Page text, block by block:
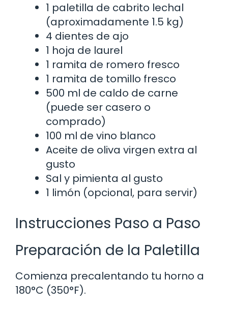
1 paletilla de cabrito lechal
(aproximadamente 1.5 kg)
4 dientes de ajo
1 hoja de laurel
1 ramita de romero fresco
1 ramita de tomillo fresco
500 ml de caldo de carne
(puede ser casero o
comprado)
100 ml de vino blanco
Aceite de oliva virgen extra al
gusto
Sal y pimienta al gusto
1 limón (opcional, para servir)
Instrucciones Paso a Paso
Preparación de la Paletilla
Comienza precalentando tu horno a
180°C (350°F).